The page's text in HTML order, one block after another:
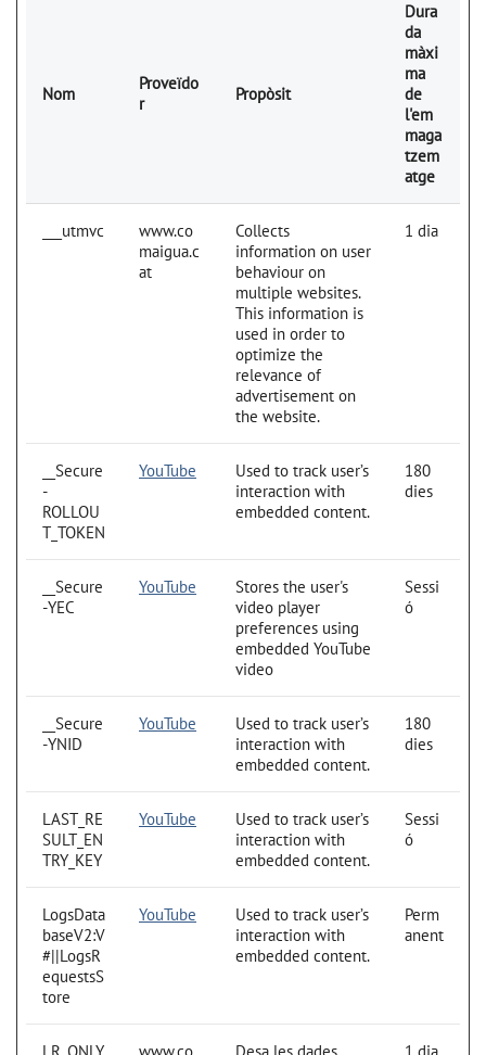
Nom
Proveïdo
r
Propòsit
Dura
da
màxi
ma
de
l'em
maga
tzem
atge
___utmvc
www.co
maigua.c
at
Collects
information on user
behaviour on
multiple websites.
This information is
used in order to
optimize the
relevance of
advertisement on
the website.
1 dia
__Secure
-
ROLLOU
T_TOKEN
YouTube
Used to track user’s
interaction with
embedded content.
180
dies
__Secure
-YEC
YouTube
Stores the user's
video player
preferences using
embedded YouTube
video
Sessi
ó
__Secure
-YNID
YouTube
Used to track user’s
interaction with
embedded content.
180
dies
LAST_RE
SULT_EN
TRY_KEY
YouTube
Used to track user’s
interaction with
embedded content.
Sessi
ó
LogsData
baseV2:V
#||LogsR
equestsS
tore
YouTube
Used to track user’s
interaction with
embedded content.
Perm
anent